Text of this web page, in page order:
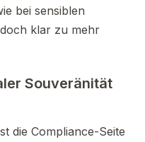
bei sensiblen
klar zu mehr
Souveränität
die Compliance-Seite